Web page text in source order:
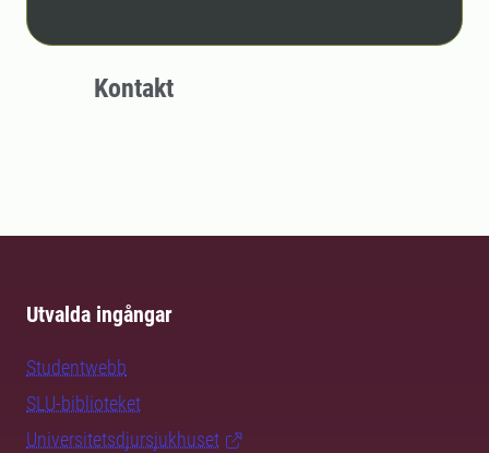
Kontakt
Utvalda ingångar
Studentwebb
SLU-biblioteket
Universitetsdjursjukhuset